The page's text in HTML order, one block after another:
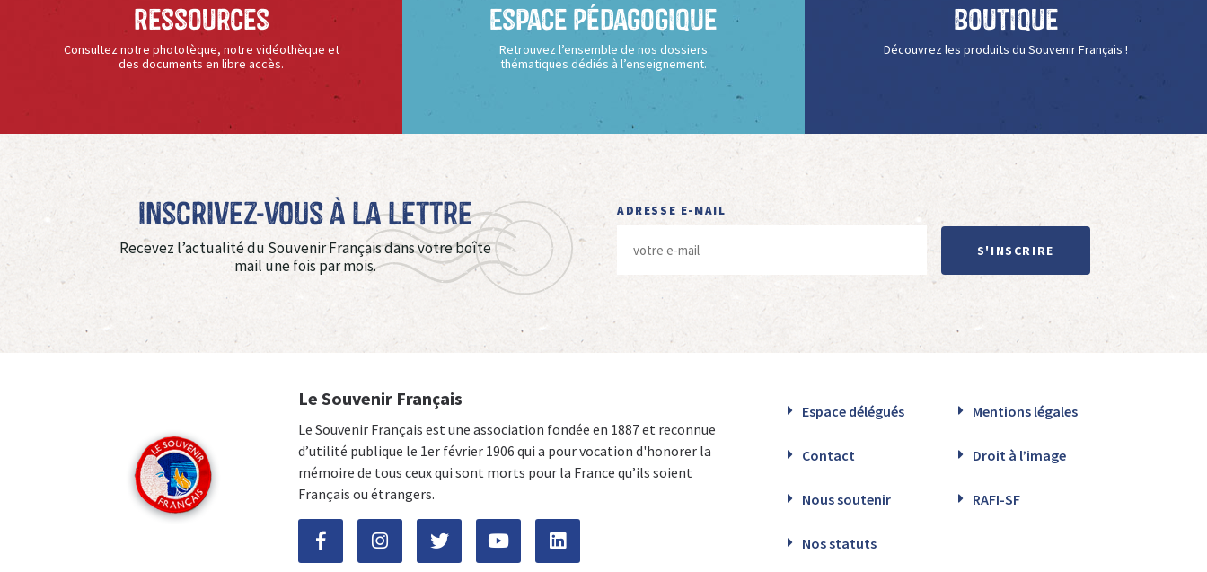
Ressources
Consultez notre phototèque, notre vidéothèque et
des documents en libre accès.
Espace Pédagogique
Retrouvez l’ensemble de nos dossiers
thématiques dédiés à l’enseignement.
Boutique
Découvrez les produits du Souvenir Français !
Inscrivez-vous à La Lettre
Recevez l’actualité du Souvenir Français dans votre boîte
mail une fois par mois.
ADRESSE E-MAIL
S'INSCRIRE
Le Souvenir Français
Le Souvenir Français est une association fondée en 1887 et reconnue
d’utilité publique le 1er février 1906 qui a pour vocation d'honorer la
mémoire de tous ceux qui sont morts pour la France qu’ils soient
Français ou étrangers.
Espace délégués Mentions légales
Contact Droit à l’image
Nous soutenir RAFI-SF
Nos statuts